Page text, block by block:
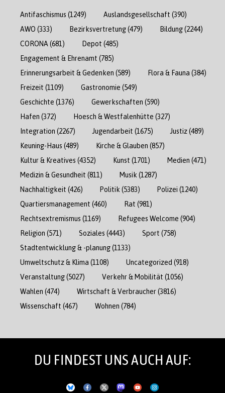
Antifaschismus (1249) Auslandsgesellschaft (390)
AWO (333) Bezirksvertretung(479) Bildung(2244)
CORONA (681) Depot (485)
Engagement & Ehrenamt (785)
Erinnerungsarbeit & Gedenken (589) Flora & Fauna (384)
Freizeit (1109) Gastronomie (549)
Geschichte (1376) Gewerkschaften (590)
Hafen (372) Hoesch & Westfalenhütte (327)
Integration (2267) Jugendarbeit (1675) Justiz(489)
Keuning-Haus (489) Kirche & Glauben (857)
Kultur & Kreatives (4352) Kunst (1701) Medien (471)
Medizin & Gesundheit (811) Musik (1287)
Nachhaltigkeit (426) Politik (5383) Polizei (1240)
Quartiersmanagement (460) Rat (981)
Rechtsextremismus (1169) Refugees Welcome (904)
Religion (571) Soziales (4443) Sport (758)
Stadtentwicklung & -planung(1133)
Umweltschutz & Klima (1108) Uncategorized (918)
Veranstaltung(5027) Verkehr & Mobilität (1056)
Wahlen (474) Wirtschaft & Verbraucher(3816)
Wissenschaft (467) Wohnen (784)
DU FINDEST UNS AUCH AUF: